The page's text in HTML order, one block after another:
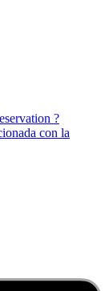
?
con la